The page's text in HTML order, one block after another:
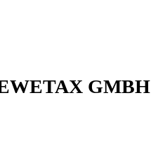
GMBH